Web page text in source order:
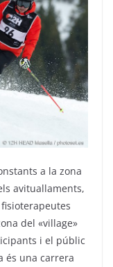
a la zona
avituallaments,
del «village»
i el públic
és una carrera